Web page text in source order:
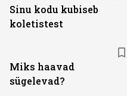
Sinu kodu kubiseb
koletistest
Miks haavad
sügelevad?